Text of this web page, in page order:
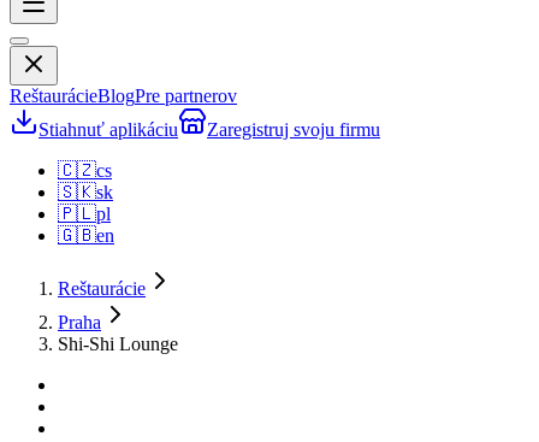
ReštaurácieBlogPre partnerov
Stiahnuť aplikáciu
Zaregistruj svoju firmu
🇨🇿cs
🇸🇰sk
🇵🇱pl
🇬🇧en
Reštaurácie
Praha
Shi-Shi Lounge